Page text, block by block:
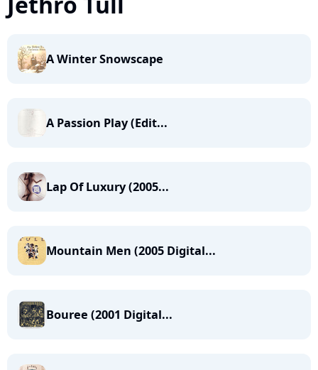
A Winter Snowscape
A Passion Play (Edit...
Lap Of Luxury (2005...
Mountain Men (2005 Digital...
Bouree (2001 Digital...